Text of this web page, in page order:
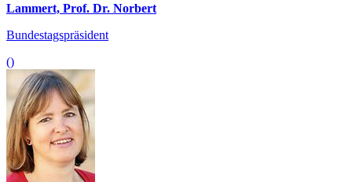
Lammert, Prof. Dr. Norbert
Bundestagspräsident
()